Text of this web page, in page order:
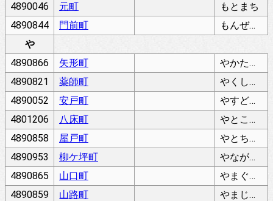
4890046
元町
もとまち
4890844
門前町
もんぜんちょう
や
4890866
矢形町
やかたちょう
4890821
薬師町
やくしまち
4890052
安戸町
やすどちょう
4801206
八床町
やとこちょう
4890858
屋戸町
やとちょう
4890953
柳ケ坪町
やながつぼちょう
4890865
山口町
やまぐちちょう
4890859
山路町
やまじちょう